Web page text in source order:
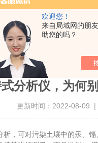
欢迎您！
来自局域网的朋
助您的吗？
使用寿命如此长？
分析仪，为何
更新时间：2022-08-09 |
，可对污染土壤中的汞、